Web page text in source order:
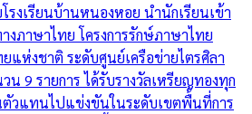
รงเรียนบ้านหนองหอย นำนักเรียนเข้า
ภาษาไทย โครงการรักษ์ภาษาไทย
แห่งชาติ ระดับศูนย์เครือข่ายไตรศิลา
น 9 รายการ ได้รับรางวัลเหรียญทองทุก
ตัวแทนไปแข่งขันในระดับเขตพื้นที่การ